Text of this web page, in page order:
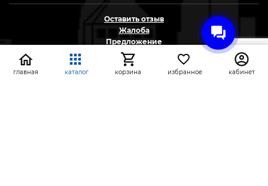
Оставить отзыв
Жалоба
Предложение
На информационном ресурсе применяются
рекомендательные технологии
главная каталог корзина избранное кабинет